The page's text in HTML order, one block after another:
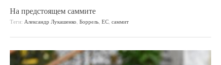
На предстоящем саммите
Теги: Александр Лукашенко Боррель ЕС саммит